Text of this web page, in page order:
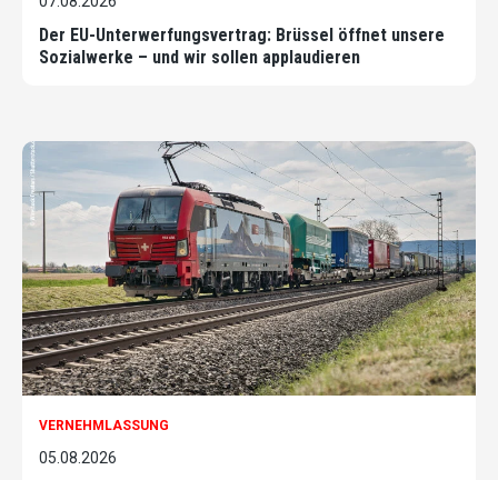
Der EU-Unterwerfungsvertrag: Brüssel öffnet unsere
Sozialwerke – und wir sollen applaudieren
VERNEHMLASSUNG
05.08.2026